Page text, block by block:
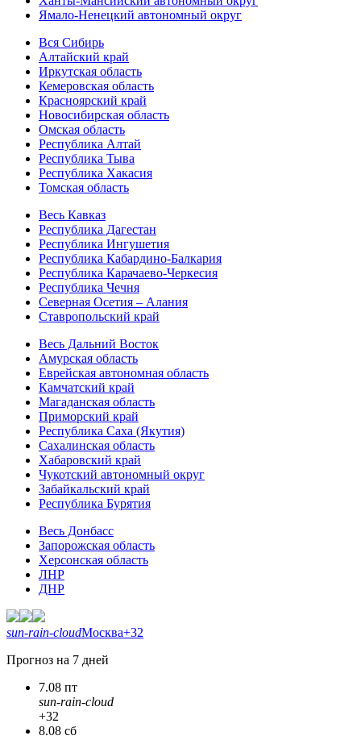
Ямало-Ненецкий автономный округ
Вся Сибирь
Алтайский край
Иркутская область
Кемеровская область
Красноярский край
Новосибирская область
Омская область
Республика Алтай
Республика Тыва
Республика Хакасия
Томская область
Весь Кавказ
Республика Дагестан
Республика Ингушетия
Республика Кабардино-Балкария
Республика Карачаево-Черкесия
Республика Чечня
Северная Осетия – Алания
Ставропольский край
Весь Дальний Восток
Амурская область
Еврейская автономная область
Камчатский край
Магаданская область
Приморский край
Республика Саха (Якутия)
Сахалинская область
Хабаровский край
Чукотский автономный округ
Забайкальский край
Республика Бурятия
Весь Донбасс
Запорожская область
Херсонская область
ЛНР
ДНР
sun-rain-cloudМосква+32
Прогноз на 7 дней
7.08 пт
sun-rain-cloud
+32
8.08 сб